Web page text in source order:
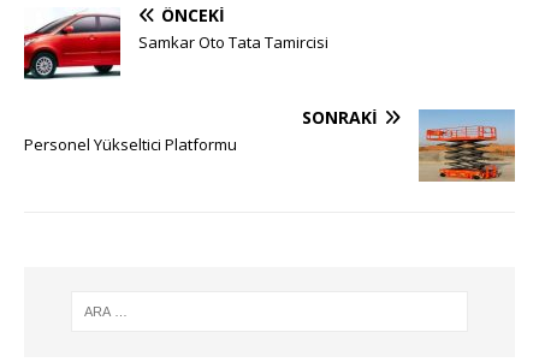
ÖNCEKI
Samkar Oto Tata Tamircisi
SONRAKI
Personel Yükseltici Platformu